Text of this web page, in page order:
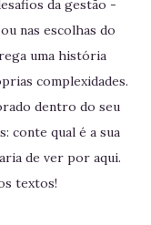
da gestão -
nas escolhas do
uma história
complexidades.
dentro do seu
conte qual é a sua
de ver por aqui.
textos!